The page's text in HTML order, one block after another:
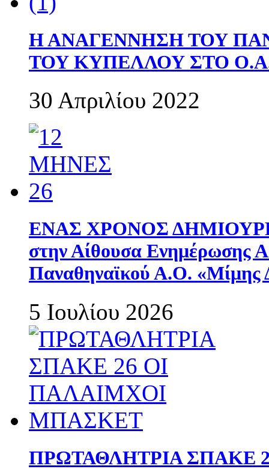
Η ΑΝΑΓΕΝΝΗΣΗ ΤΟΥ
ΤΟΥ ΚΥΠΕΛΛΟΥ ΣΤΟ
30 Απριλίου 2022
ΕΝΑΣ ΧΡΟΝΟΣ
στην Αίθουσα Ενημέρωσης
Παναθηναϊκού Α.Ο. «Μίμης
5 Ιουλίου 2026
ΠΡΩΤΑΘΛΗΤΡΙΑ ΣΠΑΚΕ